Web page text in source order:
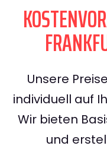
Unsere
individuell auf
Wir bieten
und